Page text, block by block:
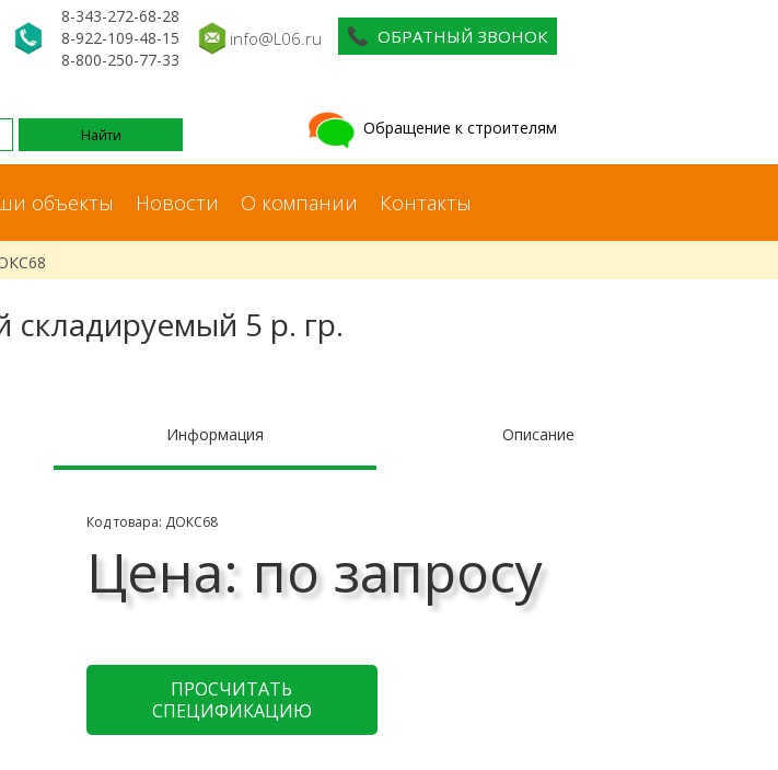
8-343-272-68-28
8-922-109-48-15
8-800-250-77-33
info@L06.ru ОБРАТНЫЙ ЗВОНОК
Обращение к строителям
объекты Новости О компании Контакты
складируемый 5 р. гр.
Информация Описание
Код товара: ДОКС68
Цена: по запросу
ПРОСЧИТАТЬ
СПЕЦИФИКАЦИЮ